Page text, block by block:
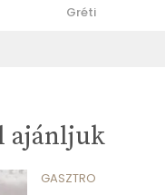
Gréti
ajánljuk
GASZTRO